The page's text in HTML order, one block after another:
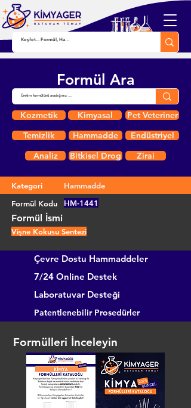
Formül Ara
Kozmetik Kimyasal
Pet Veteriner
Temizlik
Hammadde
Endüstriyel
Analiz
Bitkisel Drog Zirai
Kategori
Hammadde
Formül Kodu
HM-1441
Formül İsmi
Vişne Kokusu Sentezi
Çevre Dostu Hammaddeler
7/24 Online Destek
Laboratuvar Desteği
Patentlenebilir Prosedürler
Formülleri İnceleyin